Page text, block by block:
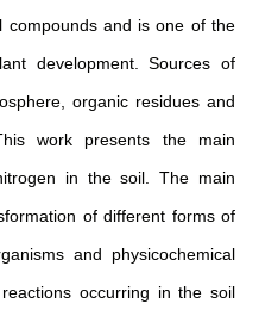
compounds and is one of the
development. Sources of
organic residues and
work presents the main
in the soil. The main
of different forms of
and physicochemical
occurring in the soil